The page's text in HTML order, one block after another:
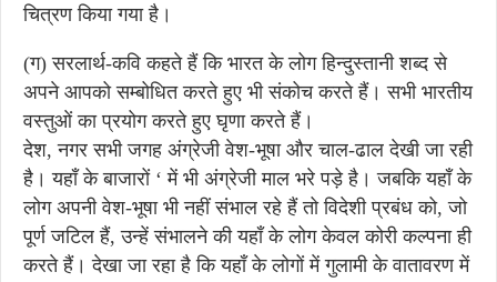
चित्रण किया गया है।
(ग) सरलार्थ-कवि कहते हैं कि भारत के लोग हिन्दुस्तानी शब्द से
अपने आपको सम्बोधित करते हुए भी संकोच करते हैं। सभी भारतीय
वस्तुओं का प्रयोग करते हुए घृणा करते हैं।
देश, नगर सभी जगह अंग्रेजी वेश-भूषा और चाल-ढाल देखी जा रही
है। यहाँ के बाजारों ‘ में भी अंग्रेजी माल भरे पड़े है। जबकि यहाँ के
लोग अपनी वेश-भूषा भी नहीं संभाल रहे हैं तो विदेशी प्रबंध को, जो
पूर्ण जटिल हैं, उन्हें संभालने की यहाँ के लोग केवल कोरी कल्पना ही
करते हैं। देखा जा रहा है कि यहाँ के लोगों में गुलामी के वातावरण में